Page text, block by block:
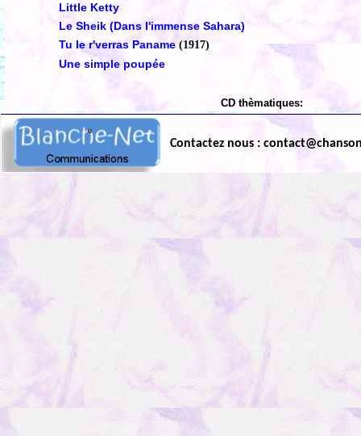
Little Ketty
Le Sheik (Dans l'immense Sahara)
Tu le r'verras Paname(1917)
Une simple poupée
CD thèmatiques:
Contactez nous :